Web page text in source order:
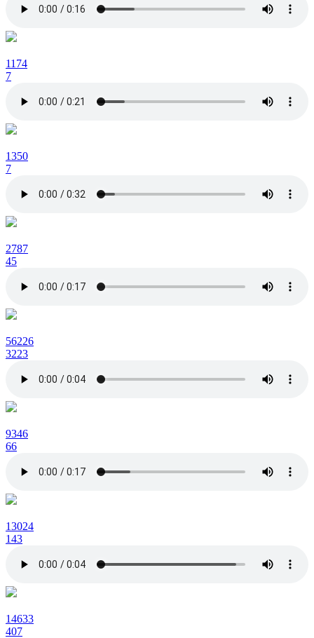
1174
7
1350
7
2787
45
56226
3223
9346
66
13024
143
14633
407